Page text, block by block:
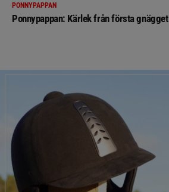
PONNYPAPPAN
Ponnypappan: Kärlek från första gnägget